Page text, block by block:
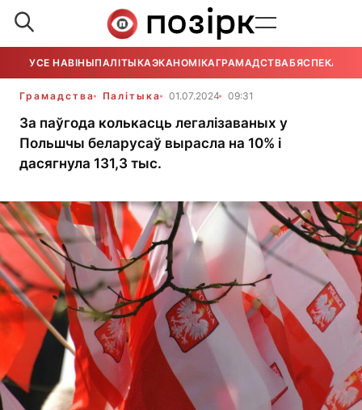
УСЕ НАВІНЫПАЛІТЫКАЭКАНОМІКАГРАМАДСТВАБЯСПЕКА
Грамадства Палітыка 01.07.2024 09:31
За паўгода колькасць легалізаваных у
Польшчы беларусаў вырасла на 10% і
дасягнула 131,3 тыс.